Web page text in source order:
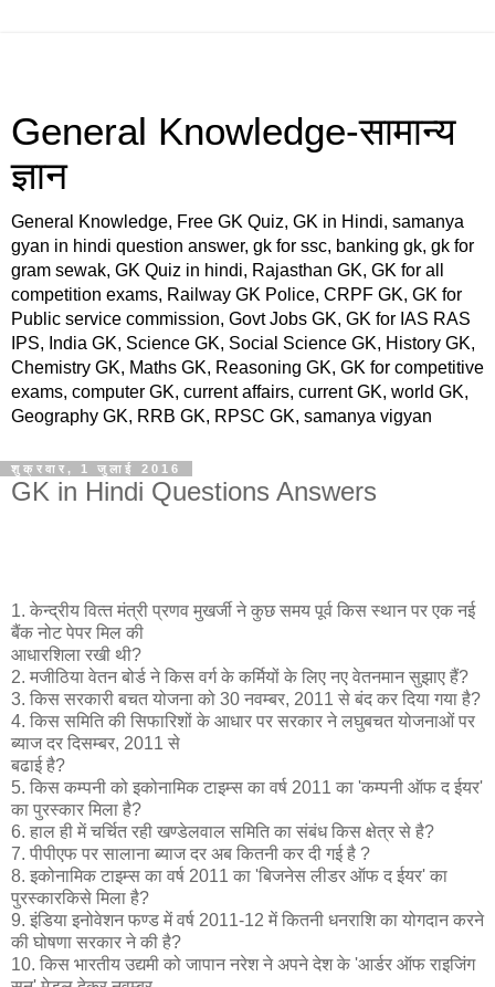
General Knowledge-सामान्य
ज्ञान
General Knowledge, Free GK Quiz, GK in Hindi, samanya
gyan in hindi question answer, gk for ssc, banking gk, gk for
gram sewak, GK Quiz in hindi, Rajasthan GK, GK for all
competition exams, Railway GK Police, CRPF GK, GK for
Public service commission, Govt Jobs GK, GK for IAS RAS
IPS, India GK, Science GK, Social Science GK, History GK,
Chemistry GK, Maths GK, Reasoning GK, GK for competitive
exams, computer GK, current affairs, current GK, world GK,
Geography GK, RRB GK, RPSC GK, samanya vigyan
शुक्रवार, 1 जुलाई 2016
GK in Hindi Questions Answers
1. केन्‍द्रीय वित्‍त मंत्री प्रणव मुखर्जी ने कुछ समय पूर्व किस स्‍थान पर एक नई
बैंक नोट पेपर मिल की
आधारशिला रखी थी?
2. मजीठिया वेतन बोर्ड ने किस वर्ग के कर्मियों के लिए नए वेतनमान सुझाए हैं?
3. किस सरकारी बचत योजना को 30 नवम्‍बर, 2011 से बंद कर दिया गया है?
4. किस समिति की सिफारिशों के आधार पर सरकार ने लघुबचत योजनाओं पर
ब्‍याज दर दिसम्‍बर, 2011 से
बढाई है?
5. किस कम्‍पनी को इकोनामिक टाइम्‍स का वर्ष 2011 का 'कम्‍पनी ऑफ द ईयर'
का पुरस्‍कार मिला है?
6. हाल ही में चर्चित रही खण्‍डेलवाल समिति का संबंध किस क्षेत्र से है?
7. पीपीएफ पर सालाना ब्‍याज दर अब कितनी कर दी गई है ?
8. इकोनामिक टाइम्‍स का वर्ष 2011 का 'बिजनेस लीडर ऑफ द ईयर' का
पुरस्‍कारकिसे मिला है?
9. इंडिया इनोवेशन फण्‍ड में वर्ष 2011-12 में कितनी धनराशि का योगदान करने
की घोषणा सरकार ने की है?
10. किस भारतीय उद्यमी को जापान नरेश ने अपने देश के 'आर्डर ऑफ राइजिंग